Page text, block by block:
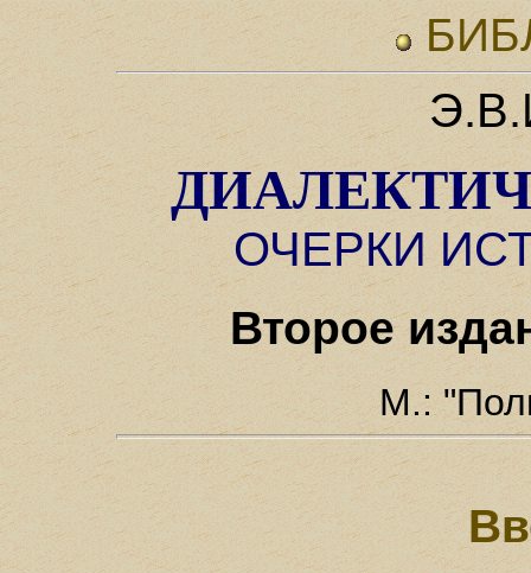
ОЧЕРКИ
Второе
М.: